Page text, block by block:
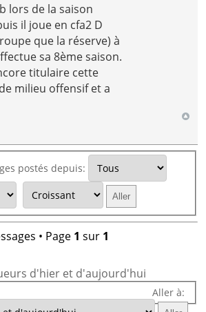
lors de la saison
il joue en cfa2 D
que la réserve) à
sa 8ème saison.
titulaire cette
milieu offensif et a
postés depuis:
• Page 1 sur 1
d'hier et d'aujourd'hui
Aller à: